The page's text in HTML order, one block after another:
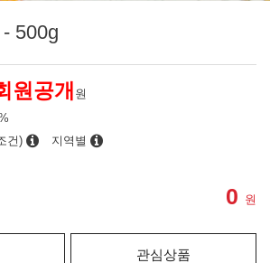
500g
원공개 원
건) 지역별
0 원
관심상품